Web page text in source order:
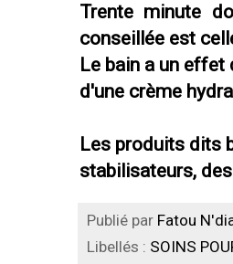
Trente minute
conseillée est
Le bain a un
d'une crème
Les produits dits
stabilisateurs,
Publié par Fatou
Libellés : SOINS